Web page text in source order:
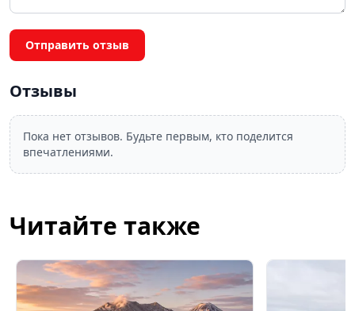
Отправить отзыв
Отзывы
Пока нет отзывов. Будьте первым, кто поделится
впечатлениями.
Читайте также